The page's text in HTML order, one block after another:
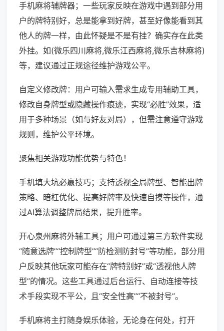
手机麻将辅牌器；一些玩家反映在游戏中遇到部分用
户的牌特别好，总是能拿到好牌，甚至好像能看到其
他人的牌一样，由此怀疑是不是有挂？确实存在此类
外挂。如(微乐四川麻将,微乐江西麻将,微乐吉林麻将)
等，建议通过正规途径维护游戏公平。
自定义修改牌：用户可输入需求生成专用辅助工具，
修改自身牌型或隐藏操作痕迹，实现“必胜”效果，适
用于多种场景（如与好友对局），但需注意遵守游戏
规则，维护公平环境。
聚焦相关游戏功能优势与特色！
手机填大坑必赢技巧；支持透视全局牌型、智能出牌
策略、暗杠优化、提高好牌率及快速自摸等操作，通
过AI算法调整牌局结果，提升胜率。
开心泉州麻将外辅工具；用户可通过第三方软件实现
“随意选牌”“控制牌型”“防检测防封号”等功能，部分用
户反映其他玩家可能存在“牌特别好”或“透视他人牌
型”的情况。这些工具通过后台运行、自动连接等技
术手段实现不平公，且“安全性高”“不被封号”。
手机麻将主打随身娱乐体验，无论身在何处，打开